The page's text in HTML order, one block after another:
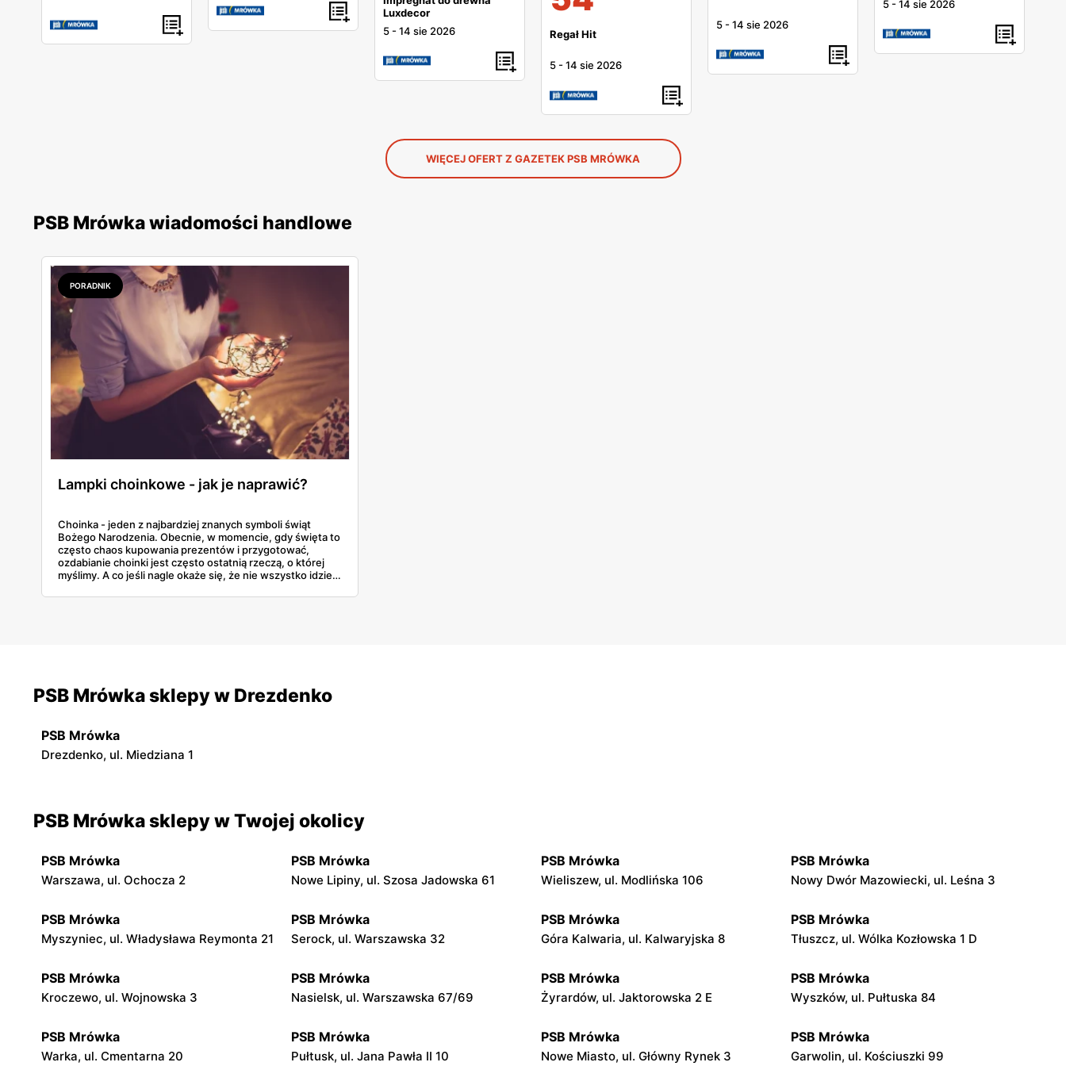
Luxdecor
5 -14 sie 2026 Regał Hit
5 -14 sie 2026
5 -14 sie 2026
5 -14 sie 2026
WIĘCEJ OFERT Z GAZETEK PSB MRÓWKA
PSB Mrówka wiadomości handlowe
PORADNIK
Lampki choinkowe - jak je naprawić?
Choinka - jeden z najbardziej znanych symboli świąt
Bożego Narodzenia. Obecnie, w momencie, gdy święta to
często chaos kupowania prezentów i przygotować,
ozdabianie choinki jest często ostatnią rzeczą, o której
myślimy. A co jeśli nagle okaże się, że nie wszystko idzie
nie świecą, a nie mamy już możliwości kupić innych?
PSB Mrówka sklepy w Drezdenko
PSB Mrówka
Drezdenko, ul. Miedziana 1
PSB Mrówka sklepy w Twojej okolicy
PSB Mrówka
Warszawa, ul. Ochocza 2
PSB Mrówka
Nowe Lipiny, ul. Szosa Jadowska 61
PSB Mrówka
Wieliszew, ul. Modlińska 106
PSB Mrówka
Nowy Dwór Mazowiecki, ul. Leśna 3
PSB Mrówka
Myszyniec, ul. Władysława Reymonta 21
PSB Mrówka
Serock, ul. Warszawska 32
PSB Mrówka
Góra Kalwaria, ul. Kalwaryjska 8
PSB Mrówka
Tłuszcz, ul. Wólka Kozłowska 1 D
PSB Mrówka
Kroczewo, ul. Wojnowska 3
PSB Mrówka
Nasielsk, ul. Warszawska 67/69
PSB Mrówka
Żyrardów, ul. Jaktorowska 2 E
PSB Mrówka
Wyszków, ul. Pułtuska 84
PSB Mrówka
Warka, ul. Cmentarna 20
PSB Mrówka
Pułtusk, ul. Jana Pawła II 10
PSB Mrówka
Nowe Miasto, ul. Główny Rynek 3
PSB Mrówka
Garwolin, ul. Kościuszki 99